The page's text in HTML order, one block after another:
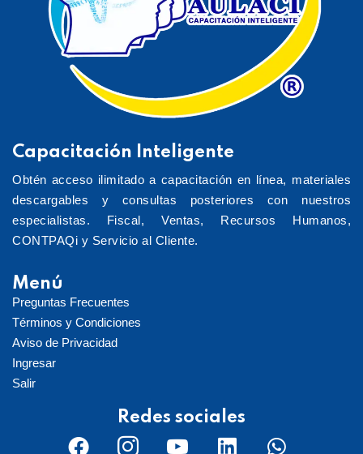
Capacitación Inteligente
Obtén acceso ilimitado a capacitación en línea, materiales
descargables y consultas posteriores con nuestros
especialistas. Fiscal, Ventas, Recursos Humanos,
CONTPAQi y Servicio al Cliente.
Menú
Preguntas Frecuentes
Términos y Condiciones
Aviso de Privacidad
Ingresar
Salir
Redes sociales